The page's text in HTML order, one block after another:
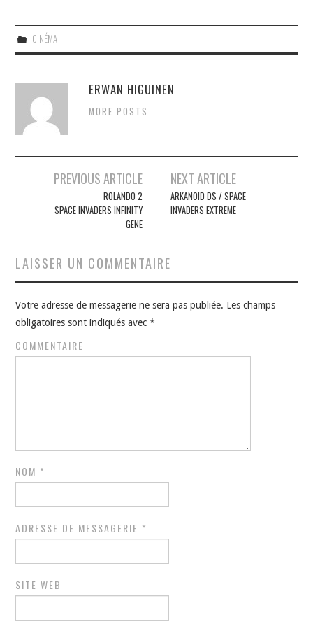
CINÉMA
ERWAN HIGUINEN
MORE POSTS
Navigation
articles
PREVIOUS ARTICLE
ROLANDO 2
SPACE INVADERS INFINITY
GENE
NEXT ARTICLE
ARKANOID DS / SPACE
INVADERS EXTREME
LAISSER UN COMMENTAIRE
Votre adresse de messagerie ne sera pas publiée. Les champs
obligatoires sont indiqués avec*
COMMENTAIRE
NOM *
ADRESSE DE MESSAGERIE *
SITE WEB